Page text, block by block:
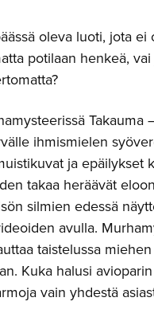
oleva luoti, jota ei
potilaan henkeä,
Takauma
ihmismielen
ja epäilykset
takaa heräävät eloon
silmien edessä
avulla.
taistelussa
Kuka halusi
vain yhdestä